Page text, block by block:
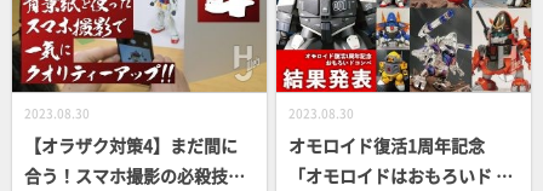
2023.08.30
【オラザク対策4】まだ間に
合う！スマホ撮影の必殺技
2023.08.30
オモロイド復活1周年記念
「オモロイドはおもろいド コ